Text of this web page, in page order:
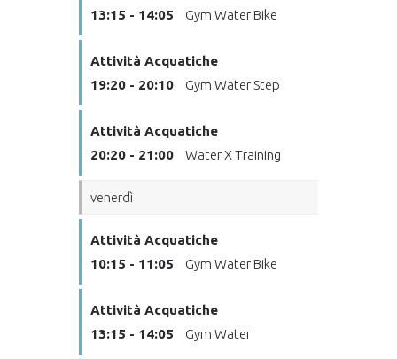
13:15 - 14:05
Gym Water Bike
Attività Acquatiche
19:20 - 20:10
Gym Water Step
Attività Acquatiche
20:20 - 21:00
Water X Training
venerdì
Attività Acquatiche
10:15 - 11:05
Gym Water Bike
Attività Acquatiche
13:15 - 14:05
Gym Water